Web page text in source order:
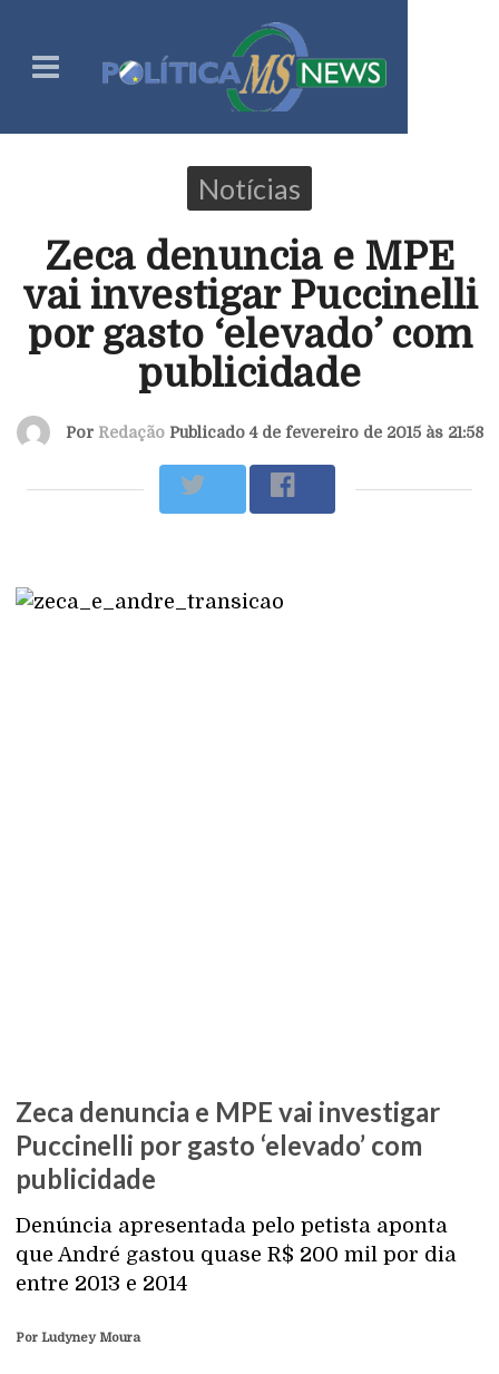
Notícias
Zeca denuncia e MPE
vai investigar Puccinelli
por gasto ‘elevado’ com
publicidade
Por RedaçãoPublicado 4 de fevereiro de 2015 às 21:58
Zeca denuncia e MPE vai investigar
Puccinelli por gasto ‘elevado’ com
publicidade
Denúncia apresentada pelo petista aponta
que André gastou quase R$ 200 mil por dia
entre 2013 e 2014
Por Ludyney Moura